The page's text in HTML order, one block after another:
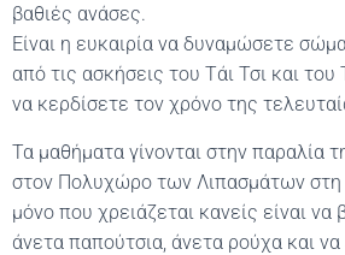
βαθιές ανάσες.
Είναι η ευκαιρία να δυναμώσετε
από τις ασκήσεις του Τάι Τσι και του
να κερδίσετε τον χρόνο της
Τα μαθήματα γίνονται στην παραλία
στον Πολυχώρο των Λιπασμάτων
μόνο που χρειάζεται κανείς είναι να
άνετα παπούτσια, άνετα ρούχα και